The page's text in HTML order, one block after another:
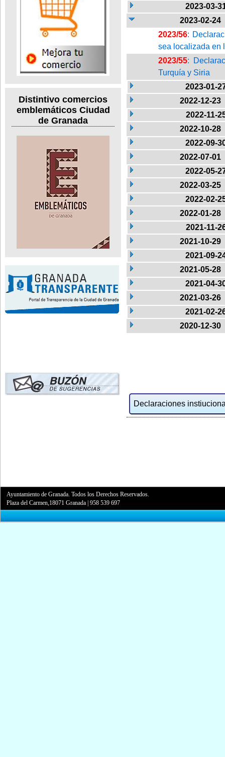
Distintivo comercios
emblemáticos Ciudad
de Granada
2023-03-
2023-02-24
2023/56:
sea localizada en
2023/55:
Turquía y Siria
2023-01-
2022-12-23
2022-11-
2022-10-28
2022-09-
2022-07-01
2022-05-
2022-03-25
2022-02-
2022-01-28
2021-11-
2021-10-29
2021-09-
2021-05-28
2021-04-
2021-03-26
2021-02-
2020-12-30
Declaraciones
Ayuntamiento de Granada. Todos los Derechos Reservados.
Plaza del Carmen,18071 Granada |958 539 697